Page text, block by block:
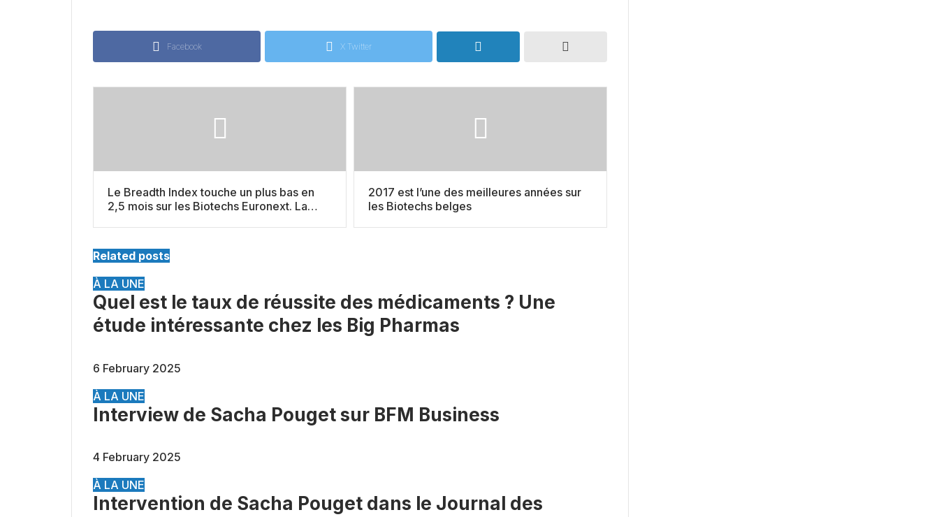
Facebook X Twitter
Le Breadth Index touche un plus bas en
2,5 mois sur les Biotechs Euronext. La
2017 est l’une des meilleures années sur
les Biotechs belges
Related posts
À LA UNE
Quel est le taux de réussite des médicaments ? Une
étude intéressante chez les Big Pharmas
6 February 2025
À LA UNE
Interview de Sacha Pouget sur BFM Business
4 February 2025
À LA UNE
Intervention de Sacha Pouget dans le Journal des